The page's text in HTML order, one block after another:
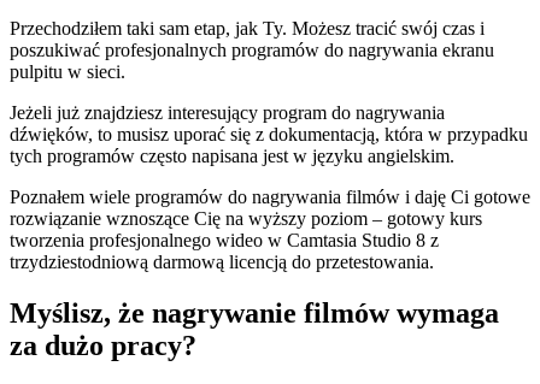
Przechodziłem taki sam etap, jak Ty. Możesz tracić swój czas i
poszukiwać profesjonalnych programów do nagrywania ekranu
pulpitu w sieci.
Jeżeli już znajdziesz interesujący program do nagrywania
dźwięków, to musisz uporać się z dokumentacją, która w przypadku
tych programów często napisana jest w języku angielskim.
Poznałem wiele programów do nagrywania filmów i daję Ci gotowe
rozwiązanie wznoszące Cię na wyższy poziom – gotowy kurs
tworzenia profesjonalnego wideo w Camtasia Studio 8 z
trzydziestodniową darmową licencją do przetestowania.
Myślisz, że nagrywanie filmów wymaga
za dużo pracy?